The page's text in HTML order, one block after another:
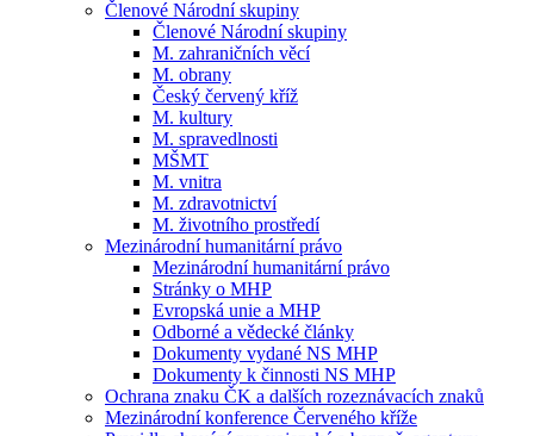
Členové Národní skupiny
Členové Národní skupiny
M. zahraničních věcí
M. obrany
Český červený kříž
M. kultury
M. spravedlnosti
MŠMT
M. vnitra
M. zdravotnictví
M. životního prostředí
Mezinárodní humanitární právo
Mezinárodní humanitární právo
Stránky o MHP
Evropská unie a MHP
Odborné a vědecké články
Dokumenty vydané NS MHP
Dokumenty k činnosti NS MHP
Ochrana znaku ČK a dalších rozeznávacích znaků
Mezinárodní konference Červeného kříže